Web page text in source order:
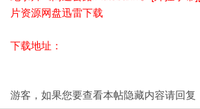
片资源网盘迅雷下载
下载地址：
游客，如果您要查看本帖隐藏内容请回复